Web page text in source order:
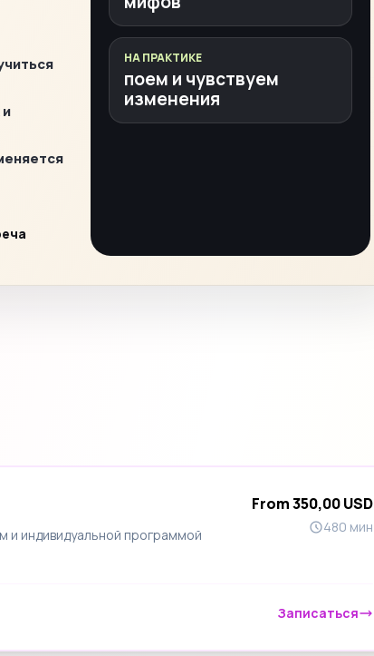
НА ПРАКТИКЕ
поем и чувствуем
изменения
и индивидуальной программой
From 350,00 USD
480 мин
Записаться